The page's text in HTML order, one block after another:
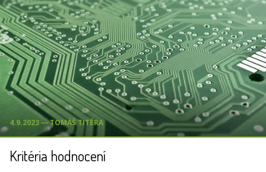
4.9.2023 ― TOMÁŠ TITĚRA
Kritéria hodnocení